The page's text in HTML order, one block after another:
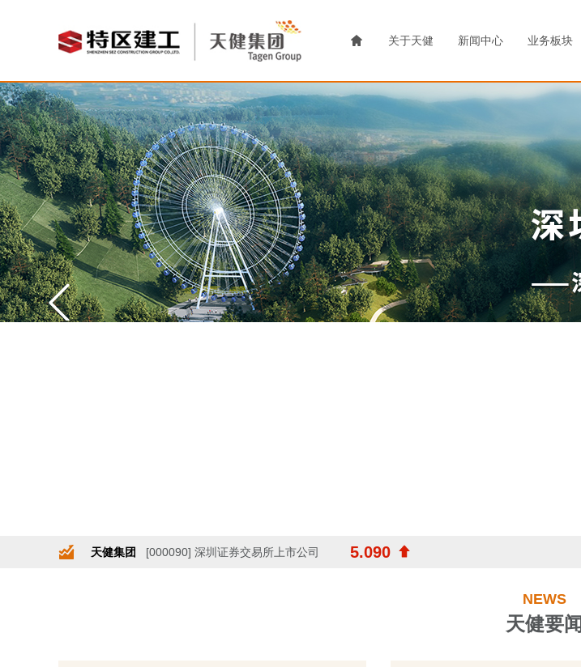
关于天健 新闻中心 业务板块
天健集团 [000090] 深圳证券交易所上市公司 5.090
NEWS
天健要闻